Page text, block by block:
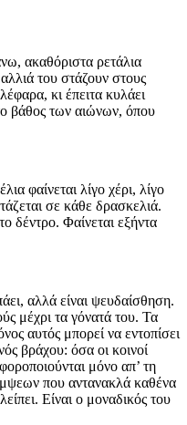
ακαθόριστα ρετάλια
του στάζουν στους
κι έπειτα κυλάει
βάθος των αιώνων, όπου
φαίνεται λίγο χέρι, λίγο
σε κάθε δρασκελιά.
δέντρο. Φαίνεται εξήντα
αλλά είναι ψευδαίσθηση.
μέχρι τα γόνατά του. Τα
αυτός μπορεί να εντοπίσει
βράχου: όσα οι κοινοί
μόνο απ’ τη
που αντανακλά καθένα
Είναι ο μοναδικός του